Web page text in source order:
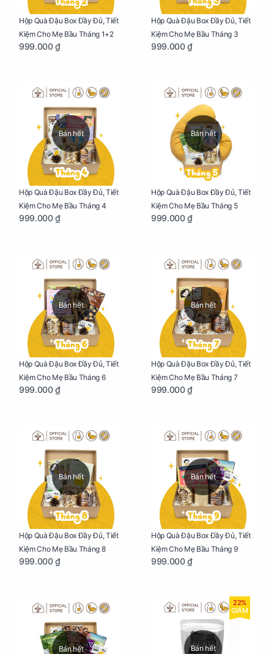
Hộp Quà Đậu Box Đầy Đủ, Tiết
Kiệm Cho Mẹ Bầu Tháng 1+2
999.000 ₫
Hộp Quà Đậu Box Đầy Đủ, Tiết
Kiệm Cho Mẹ Bầu Tháng 3
999.000 ₫
Bán hết
Hộp Quà Đậu Box Đầy Đủ, Tiết
Kiệm Cho Mẹ Bầu Tháng 4
999.000 ₫
Bán hết
Hộp Quà Đậu Box Đầy Đủ, Tiết
Kiệm Cho Mẹ Bầu Tháng 5
999.000 ₫
Bán hết
Hộp Quà Đậu Box Đầy Đủ, Tiết
Kiệm Cho Mẹ Bầu Tháng 6
999.000 ₫
Bán hết
Hộp Quà Đậu Box Đầy Đủ, Tiết
Kiệm Cho Mẹ Bầu Tháng 7
999.000 ₫
Bán hết
Hộp Quà Đậu Box Đầy Đủ, Tiết
Kiệm Cho Mẹ Bầu Tháng 8
999.000 ₫
Bán hết
Hộp Quà Đậu Box Đầy Đủ, Tiết
Kiệm Cho Mẹ Bầu Tháng 9
999.000 ₫
Bán hết Bán hết
22%
GIẢM